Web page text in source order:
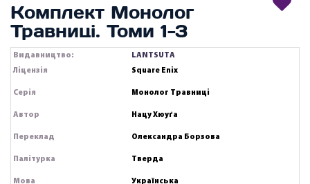
Комплект Монолог
Травниці. Томи 1-3
Видавництво:
LANTSUTA
Ліцензія
Square Enix
Серія Монолог Травниці
Автор Нацу Хюуґа
Переклад Олександра Борзова
Палітурка Тверда
Мова Українська